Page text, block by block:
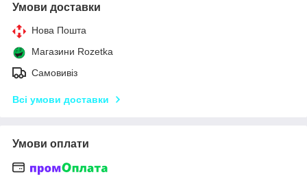
Умови доставки
Нова Пошта
Магазини Rozetka
Самовивіз
Всі умови доставки
Умови оплати